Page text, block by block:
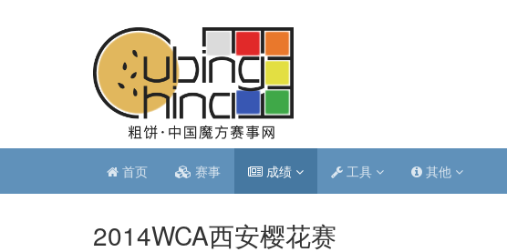
首页 赛事 成绩 工具 其他
2014WCA西安樱花赛